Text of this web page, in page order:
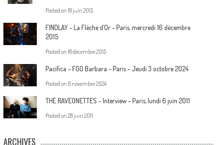
Posted on 18 juin 2015
FINDLAY – La Flèche d’Or – Paris, mercredi 16 décembre
2015
Posted on 18 décembre 2015
Pacifica – FGO Barbara – Paris – Jeudi 3 octobre 2024
Posted on 6 novembre 2024
THE RAVEONETTES – Interview – Paris, lundi 6 juin 2011
Posted on 28 juin 2011
ARCHIVES